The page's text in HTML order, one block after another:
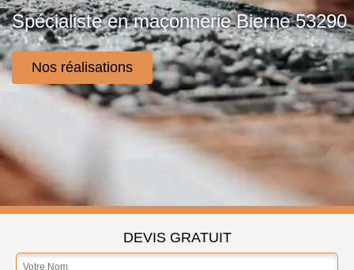
Spécialiste en maçonnerie Bierne 53290
Nos réalisations
DEVIS GRATUIT